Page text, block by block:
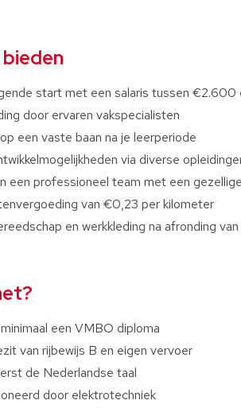
start met een salaris tussen
door ervaren vakspecialisten
een vaste baan na je leerperiode
via diverse
een professioneel team met een
van €0,23 per kilometer
en werkkleding na afronding
een VMBO diploma
van rijbewijs B en eigen vervoer
de Nederlandse taal
door elektrotechniek